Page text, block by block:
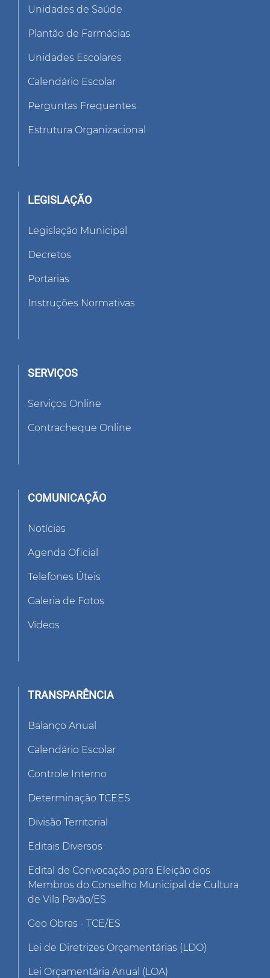
Unidades de Saúde
Plantão de Farmácias
Unidades Escolares
Calendário Escolar
Perguntas Frequentes
Estrutura Organizacional
LEGISLAÇÃO
Legislação Municipal
Decretos
Portarias
Instruções Normativas
SERVIÇOS
Serviços Online
Contracheque Online
COMUNICAÇÃO
Notícias
Agenda Oficial
Telefones Úteis
Galeria de Fotos
Vídeos
TRANSPARÊNCIA
Balanço Anual
Calendário Escolar
Controle Interno
Determinação TCEES
Divisão Territorial
Editais Diversos
Edital de Convocação para Eleição dos
Membros do Conselho Municipal de Cultura
de Vila Pavão/ES
Geo Obras - TCE/ES
Lei de Diretrizes Orçamentárias (LDO)
Lei Orçamentária Anual (LOA)